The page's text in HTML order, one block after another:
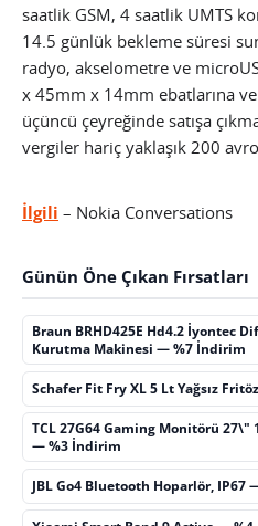
saatlik GSM, 4 saatlik UMTS
14.5 günlük bekleme süresi
radyo, akselometre ve
x 45mm x 14mm ebatlarına ve
üçüncü çeyreğinde satışa
vergiler hariç yaklaşık 200
İlgili – Nokia Conversations
Günün Öne Çıkan Fırsatları
Braun BRHD425E Hd4.2 İyontec
Kurutma Makinesi — %7 İndirim
Schafer Fit Fry XL 5 Lt Yağsız
TCL 27G64 Gaming Monitörü 27\"
— %3 İndirim
JBL Go4 Bluetooth Hoparlör, IP67